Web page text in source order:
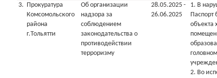
3. Прокуратура
Комсомольского
района
г.Тольятти
Об организации
надзора за
соблюдением
законодательства о
противодействии
терроризму
28.05.2025 -
26.06.2025
1. В
Паспорт
объекта
2. Во